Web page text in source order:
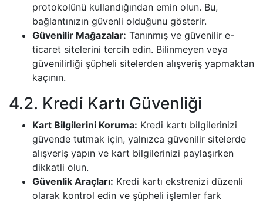
protokolünü kullandığından emin olun. Bu,
bağlantınızın güvenli olduğunu gösterir.
Güvenilir Mağazalar: Tanınmış ve güvenilir e-
ticaret sitelerini tercih edin. Bilinmeyen veya
güvenilirliği şüpheli sitelerden alışveriş yapmaktan
kaçının.
4.2. Kredi Kartı Güvenliği
Kart Bilgilerini Koruma: Kredi kartı bilgilerinizi
güvende tutmak için, yalnızca güvenilir sitelerde
alışveriş yapın ve kart bilgilerinizi paylaşırken
dikkatli olun.
Güvenlik Araçları: Kredi kartı ekstrenizi düzenli
olarak kontrol edin ve şüpheli işlemler fark